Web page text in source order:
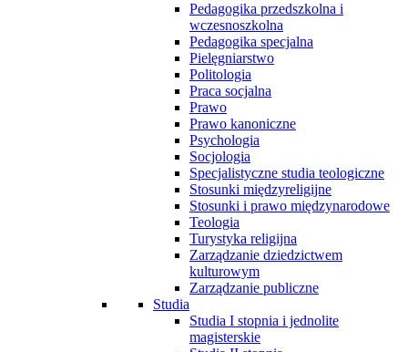
Pedagogika przedszkolna i
wczesnoszkolna
Pedagogika specjalna
Pielęgniarstwo
Politologia
Praca socjalna
Prawo
Prawo kanoniczne
Psychologia
Socjologia
Specjalistyczne studia teologiczne
Stosunki międzyreligijne
Stosunki i prawo międzynarodowe
Teologia
Turystyka religijna
Zarządzanie dziedzictwem
kulturowym
Zarządzanie publiczne
Studia
Studia I stopnia i jednolite
magisterskie